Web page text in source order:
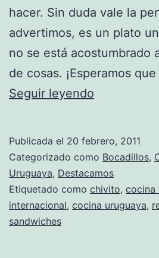
hacer. Sin duda vale la
advertimos, es un plato
no se está acostumbrado
de cosas. ¡Esperamos
Seguir leyendo
Publicada el 20 febrero, 2011
Categorizado como Bocadillos,
Uruguaya, Destacamos
Etiquetado como chivito, cocina
internacional, cocina uruguaya,
sandwiches